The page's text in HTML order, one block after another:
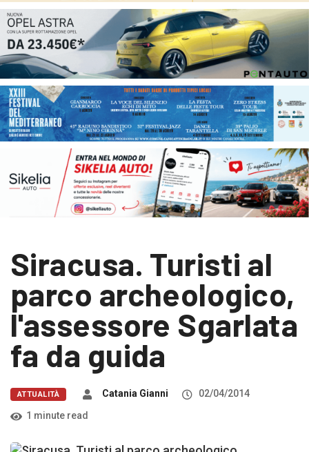
Siracusa. Turisti al
parco archeologico,
l'assessore Sgarlata
fa da guida
ATTUALITÀ Catania Gianni
02/04/2014
1 minute read